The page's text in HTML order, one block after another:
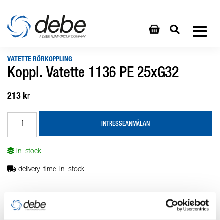
VATETTE RÖRKOPPLING
Koppl. Vatette 1136 PE 25xG32
213 kr
INTRESSEANMÄLAN
in_stock
delivery_time_in_stock
Produktbeskrivning